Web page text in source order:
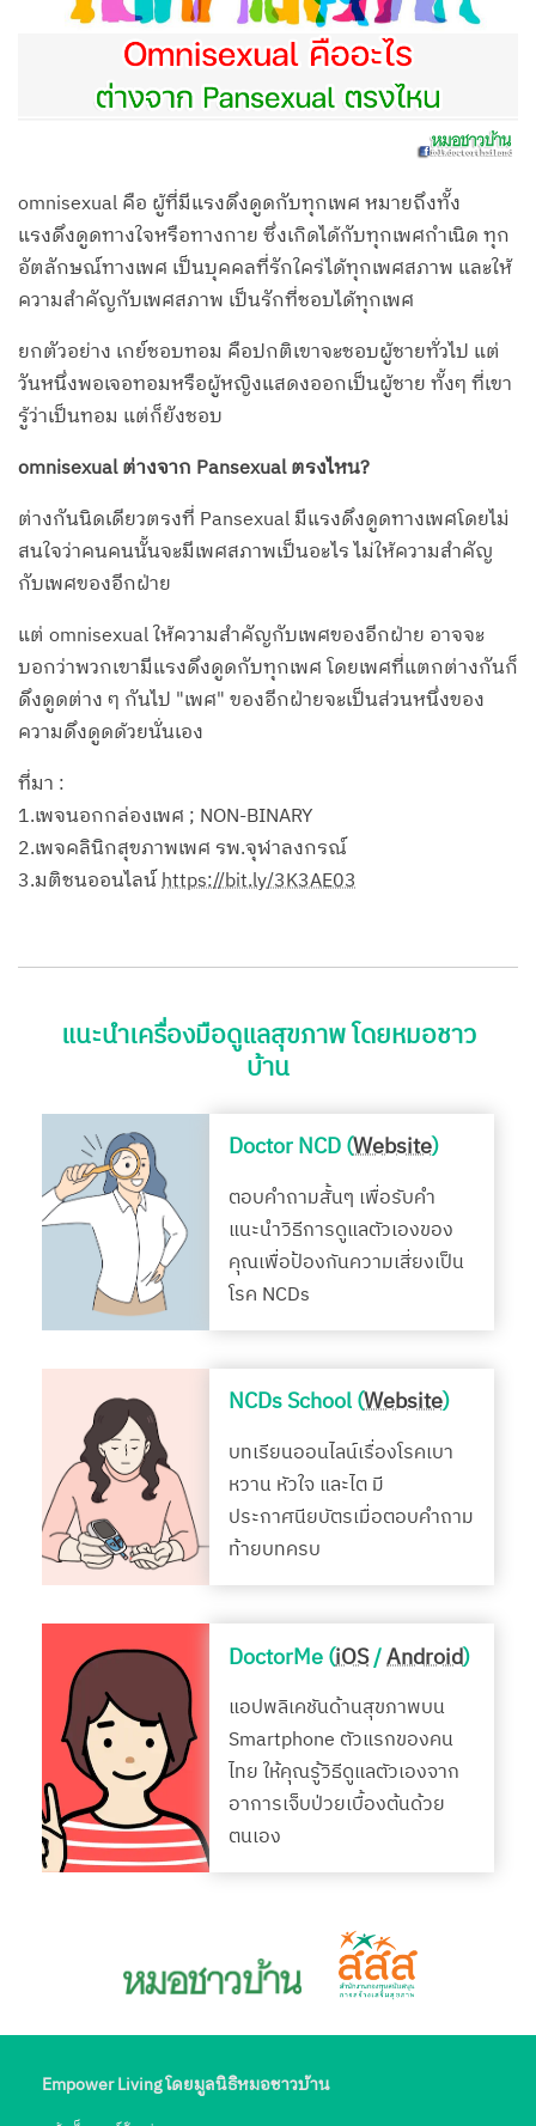
omnisexual คือ ผู้ที่มีแรงดึงดูดกับทุกเพศ หมายถึงทั้ง
แรงดึงดูดทางใจหรือทางกาย ซึ่งเกิดได้กับทุกเพศกำเนิด ทุก
อัตลักษณ์ทางเพศ เป็นบุคคลที่รักใคร่ได้ทุกเพศสภาพ และให้
ความสำคัญกับเพศสภาพ เป็นรักที่ชอบได้ทุกเพศ
ยกตัวอย่าง เกย์ชอบทอม คือปกติเขาจะชอบผู้ชายทั่วไป แต่
วันหนึ่งพอเจอทอมหรือผู้หญิงแสดงออกเป็นผู้ชาย ทั้งๆ ที่เขา
รู้ว่าเป็นทอม แต่ก็ยังชอบ
omnisexual ต่างจาก Pansexual ตรงไหน?
ต่างกันนิดเดียวตรงที่ Pansexual มีแรงดึงดูดทางเพศโดยไม่
สนใจว่าคนคนนั้นจะมีเพศสภาพเป็นอะไร ไม่ให้ความสำคัญ
กับเพศของอีกฝ่าย
แต่ omnisexual ให้ความสำคัญกับเพศของอีกฝ่าย อาจจะ
บอกว่าพวกเขามีแรงดึงดูดกับทุกเพศ โดยเพศที่แตกต่างกันก็
ดึงดูดต่าง ๆ กันไป "เพศ" ของอีกฝ่ายจะเป็นส่วนหนึ่งของ
ความดึงดูดด้วยนั่นเอง
ที่มา :
1.เพจนอกกล่องเพศ ; NON-BINARY
2.เพจคลินิกสุขภาพเพศ รพ.จุฬาลงกรณ์
3.มติชนออนไลน์https://bit.ly/3K3AE03
แนะนำเครื่องมือดูแลสุขภาพ โดยหมอชาว
บ้าน
Doctor NCD (Website)
ตอบคำถามสั้นๆ เพื่อรับคำ
แนะนำวิธีการดูแลตัวเองของ
คุณเพื่อป้องกันความเสี่ยงเป็น
โรค NCDs
NCDs School (Website)
บทเรียนออนไลน์เรื่องโรคเบา
หวาน หัวใจ และไต มี
ประกาศนียบัตรเมื่อตอบคำถาม
ท้ายบทครบ
DoctorMe (iOS/Android)
แอปพลิเคชันด้านสุขภาพบน
Smartphone ตัวแรกของคน
ไทย ให้คุณรู้วิธีดูแลตัวเองจาก
อาการเจ็บป่วยเบื้องต้นด้วย
ตนเอง
Empower Living โดยมูลนิธิหมอชาวบ้าน